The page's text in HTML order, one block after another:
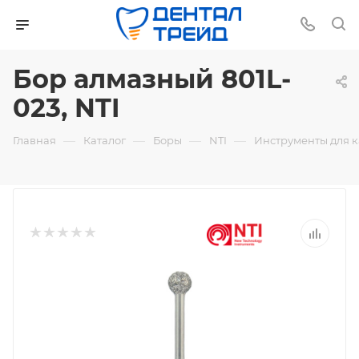
Бор алмазный 801L-
023, NTI
Главная — Каталог — Боры — NTI — Инструменты для